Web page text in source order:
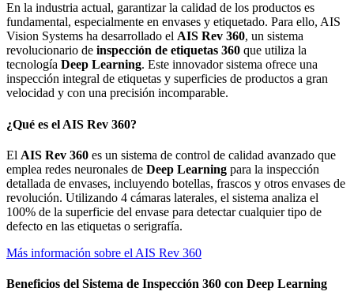
En la industria actual, garantizar la calidad de los productos es
fundamental, especialmente en envases y etiquetado. Para ello, AIS
Vision Systems ha desarrollado el AIS Rev 360, un sistema
revolucionario de inspección de etiquetas 360 que utiliza la
tecnología Deep Learning. Este innovador sistema ofrece una
inspección integral de etiquetas y superficies de productos a gran
velocidad y con una precisión incomparable.
¿Qué es el AIS Rev 360?
El AIS Rev 360 es un sistema de control de calidad avanzado que
emplea redes neuronales de Deep Learning para la inspección
detallada de envases, incluyendo botellas, frascos y otros envases de
revolución. Utilizando 4 cámaras laterales, el sistema analiza el
100% de la superficie del envase para detectar cualquier tipo de
defecto en las etiquetas o serigrafía.
Más información sobre el AIS Rev 360
Beneficios del Sistema de Inspección 360 con Deep Learning